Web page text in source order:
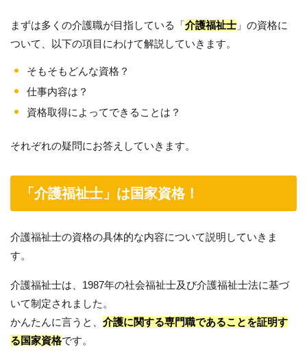
まずは多くの介護職が目指している「 介護福祉士 」の資格に
ついて、以下の項目にわけて解説していきます。
そもそもどんな資格？
仕事内容は？
資格取得によってできることは？
それぞれの疑問にお答えしていきます。
「介護福祉士」は国家資格！
介護福祉士の資格の具体的な内容について説明していきま
す。
介護福祉士は、1987年の社会福祉士及び介護福祉士法に基づ
いて制定されました。
かんたんに言うと、 介護に関する専門職であることを証明す
る国家資格です。